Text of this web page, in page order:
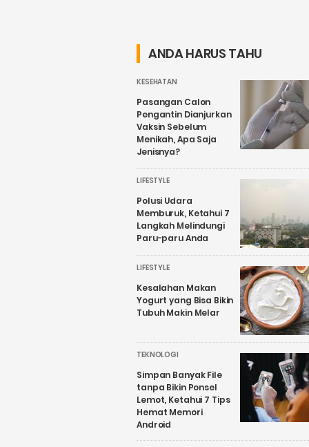
ANDA HARUS TAHU
KESEHATAN
Pasangan Calon
Pengantin Dianjurkan
Vaksin Sebelum
Menikah, Apa Saja
Jenisnya?
LIFESTYLE
Polusi Udara
Memburuk, Ketahui 7
Langkah Melindungi
Paru-paru Anda
LIFESTYLE
Kesalahan Makan
Yogurt yang Bisa Bikin
Tubuh Makin Melar
TEKNOLOGI
Simpan Banyak File
tanpa Bikin Ponsel
Lemot, Ketahui 7 Tips
Hemat Memori
Android